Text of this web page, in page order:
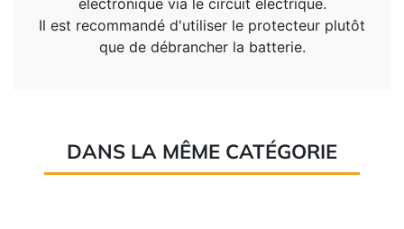
électronique via le circuit électrique.
Il est recommandé d'utiliser le protecteur plutôt
que de débrancher la batterie.
DANS LA MÊME CATÉGORIE